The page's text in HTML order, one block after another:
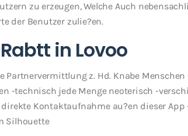
zu erzeugen, Welche Auch
der Benutzer zulie?en.
in Lovoo
Partnervermittlung z. Hd. Knabe
-technisch jede Menge neoterisch -
Kontaktaufnahme au?en dieser
Silhouette